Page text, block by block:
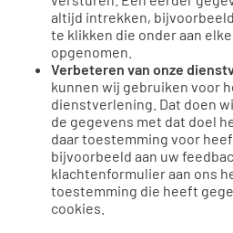
altijd intrekken,
te klikken die onder aan
opgenomen.
Verbeteren van onze
kunnen wij gebruiken voor
dienstverlening. Dat doen
de gegevens met dat doel
daar toestemming voor
bijvoorbeeld aan uw
klachtenformulier aan ons
toestemming die heeft
cookies.